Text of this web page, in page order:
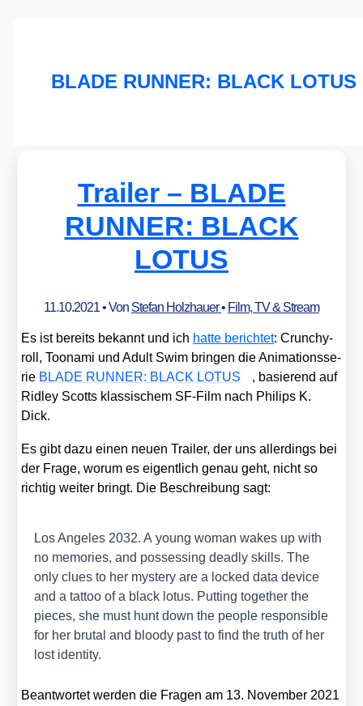
BLADE RUNNER: BLACK LOTUS
Trailer – BLADE
RUNNER: BLACK
LOTUS
11.10.2021• Von Stefan Holzhauer• Film, TV & Stream
Es ist bereits bekannt und ich hat­te berich­tet: Crun­chy­
roll, Too­na­mi und Adult Swim brin­gen die Ani­ma­ti­ons­se­
rie BLADE RUNNER: BLACK LOTUS
, basie­rend auf
Rid­ley Scotts klas­si­schem SF-Film nach Phil­ips K.
Dick.
Es gibt dazu einen neu­en Trai­ler, der uns aller­dings bei
der Fra­ge, wor­um es eigent­lich genau geht, nicht so
rich­tig wei­ter bringt. Die Beschrei­bung sagt:
Los Ange­les 2032. A young woman wakes up with
no memo­ries, and pos­ses­sing dead­ly skills. The
only clues to her mys­tery are a locked data device
and a tat­too of a black lotus. Put­ting tog­e­ther the
pie­ces, she must hunt down the peo­p­le respon­si­ble
for her bru­tal and bloo­dy past to find the truth of her
lost iden­ti­ty.
Beant­wor­tet wer­den die Fra­gen am 13. Novem­ber 2021